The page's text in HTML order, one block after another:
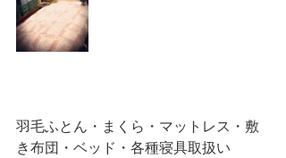
羽毛ふとん・まくら・マットレス・敷
き布団・ベッド・各種寝具取扱い